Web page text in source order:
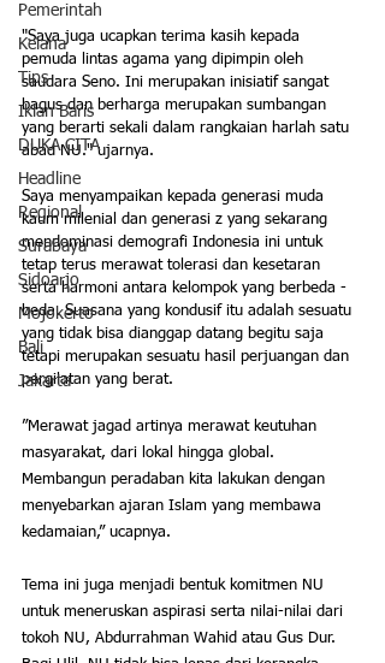
Pemerintah
Kelana
Tips
Iklan Baris
DUKA CITA
Headline
Regional
Surabaya
Sidoarjo
Mojokerto
Bali
Jakarta
"Saya juga ucapkan terima kasih kepada
pemuda lintas agama yang dipimpin oleh
saudara Seno. Ini merupakan inisiatif sangat
bagus dan berharga merupakan sumbangan
yang berarti sekali dalam rangkaian harlah satu
abad NU." ujarnya.
Saya menyampaikan kepada generasi muda
kaum milenial dan generasi z yang sekarang
mendominasi demografi Indonesia ini untuk
tetap terus merawat tolerasi dan kesetaran
serta harmoni antara kelompok yang berbeda -
beda. Suasana yang kondusif itu adalah sesuatu
yang tidak bisa dianggap datang begitu saja
tetapi merupakan sesuatu hasil perjuangan dan
pergilatan yang berat.
”Merawat jagad artinya merawat keutuhan
masyarakat, dari lokal hingga global.
Membangun peradaban kita lakukan dengan
menyebarkan ajaran Islam yang membawa
kedamaian,” ucapnya.
Tema ini juga menjadi bentuk komitmen NU
untuk meneruskan aspirasi serta nilai-nilai dari
tokoh NU, Abdurrahman Wahid atau Gus Dur.